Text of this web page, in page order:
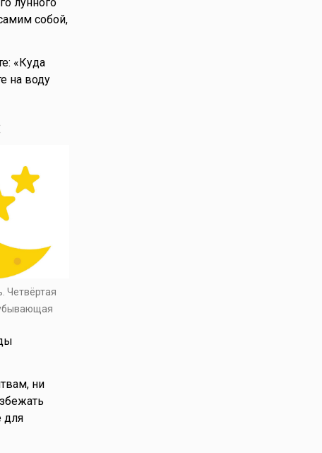
собой,
«Куда
на воду
Четвёртая
ни
для